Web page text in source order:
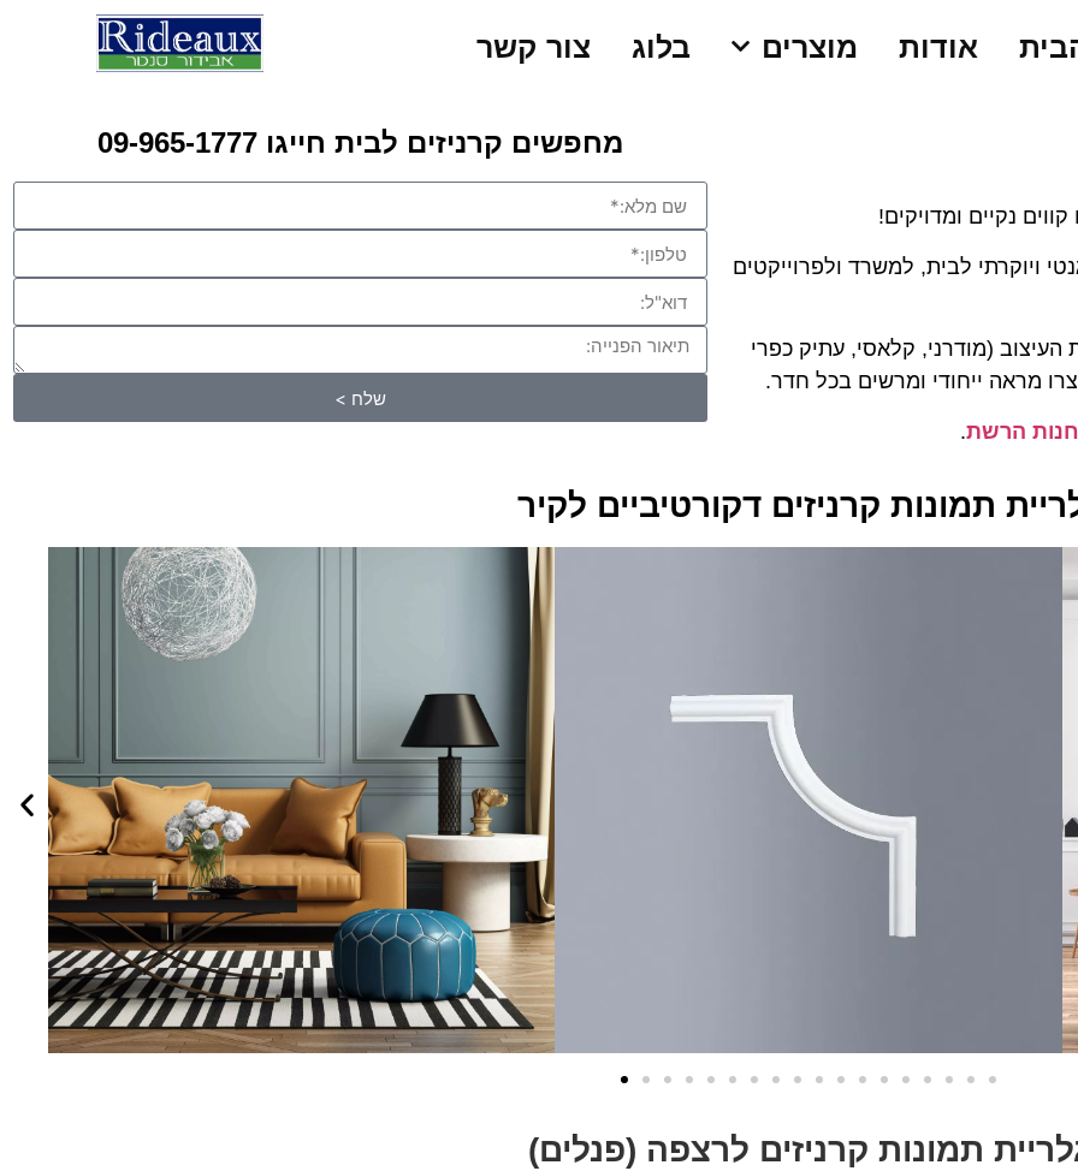
אודות מוצרים בלוג צור קשר
נקיים ומדויקים!
ויוקרתי לבית, למשרד ולפרוייקטים
העיצוב (מודרני, קלאסי, עתיק כפרי
מראה ייחודי ומרשים בכל חדר.
הרשת.
מחפשים קרניזים לבית חייגו 09-965-1777
שלח >
תמונות קרניזים דקורטיביים לקיר
תמונות קרניזים לרצפה (פנלים)